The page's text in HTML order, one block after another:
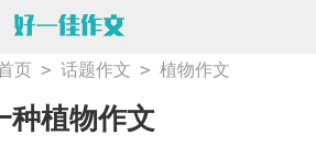
页 > 话题作文 > 植物作文
种植物作文